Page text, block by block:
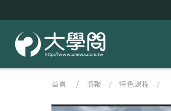
首頁 / 情報 / 特色課程 /